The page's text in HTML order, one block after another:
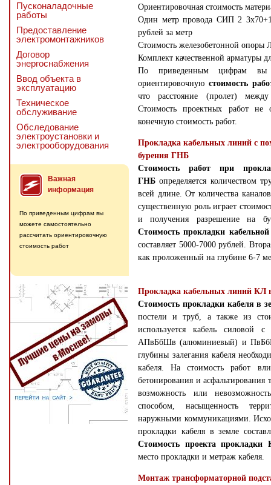
Пусконаладочные
работы
Предоставление
электромонтажников
Договор
энергоснабжения
Ввод объекта в
эксплуатацию
Техническое
обслуживание
Обследование
электроустановки и
электрооборудования
Важная
информация
По приведенным цифрам вы
можете самостоятельно
рассчитать ориентировочную
стоимость работ
Ориентировочная стоимость
Один метр провода СИП 2
рублей за метр
Стоимость железобетонной опоры
Комплект качественной арматуры
По приведенным цифрам вы
ориентировочную стоимость
что расстояние (пролет)
Стоимость проектных работ не
конечную стоимость работ.
Прокладка кабельных линий с
бурения ГНБ
Стоимость работ при
ГНБ определяется
всей длине. От количества
существенную роль играет
и получения разрешение на
Стоимость прокладки
составляет 5000-7000 рублей.
как проложенный на глубине 6-7
Прокладка кабельных линий КЛ
Стоимость прокладки кабеля в
постели и труб, а также из
используется кабель силовой
АПвБбШв (алюминиевый) и
глубины залегания кабеля
кабеля. На стоимость работ
бетонирования и
возможность или
способом, насыщенность
наружными коммуникациями.
прокладки кабеля в земле
Стоимость проекта прокладки
место прокладки и метраж кабеля.
Монтаж трансформаторной